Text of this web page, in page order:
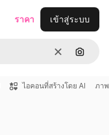
ชัดเจนค้นหา
ราคา เข้าสู่ระบบ
ไอคอนที่สร้างโดย AI ภา